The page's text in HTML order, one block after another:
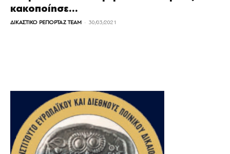
κακοποίησε...
ΔΙΚΑΣΤΙΚΟ ΡΕΠΟΡΤΑΖ TEAM - 30/03/2021